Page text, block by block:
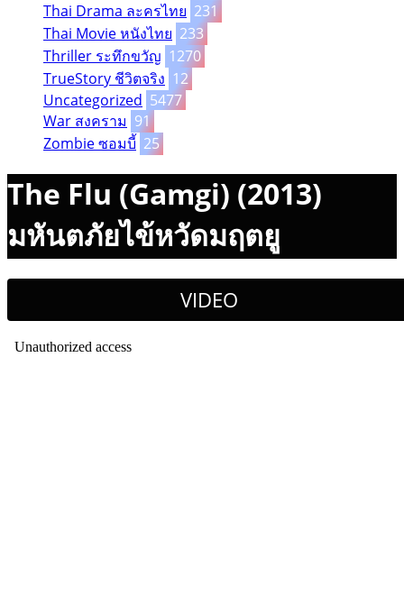
Thai Drama ละครไทย 231
Thai Movie หนังไทย 233
Thriller ระทึกขวัญ 1270
TrueStory ชีวิตจริง 12
Uncategorized 5477
War สงคราม 91
Zombie ซอมบี้ 25
The Flu (Gamgi) (2013)
มหันตภัยไข้หวัดมฤตยู
VIDEO